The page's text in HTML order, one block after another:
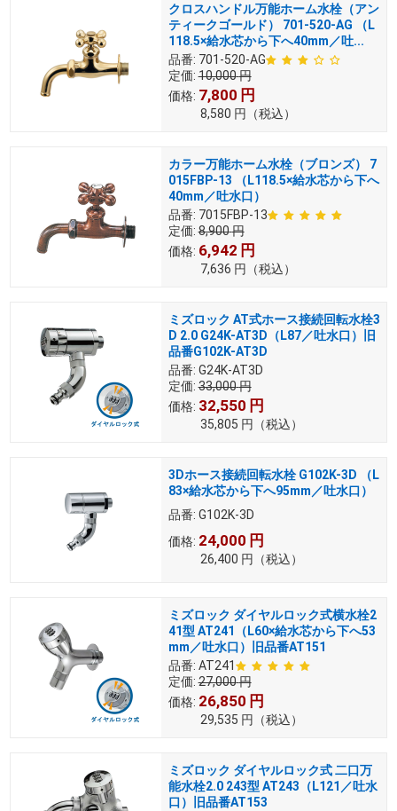
クロスハンドル万能ホーム水栓（アン
ティークゴールド） 701-520-AG （L
118.5×給水芯から下へ40mm／吐...
品番: 701-520-AG
定価: 10,000円
価格: 7,800 円
8,580 円 （税込）
カラー万能ホーム水栓（ブロンズ） 7
015FBP-13 （L118.5×給水芯から下へ
40mm／吐水口）
品番: 7015FBP-13
定価: 8,900円
価格: 6,942 円
7,636 円 （税込）
ミズロック AT式ホース接続回転水栓3
D 2.0 G24K-AT3D（L87／吐水口）旧
品番G102K-AT3D
品番: G24K-AT3D
定価: 33,000円
価格: 32,550 円
35,805 円 （税込）
3Dホース接続回転水栓 G102K-3D （L
83×給水芯から下へ95mm／吐水口）
品番: G102K-3D
価格: 24,000 円
26,400 円 （税込）
ミズロック ダイヤルロック式横水栓2
41型 AT241（L60×給水芯から下へ53
mm／吐水口）旧品番AT151
品番: AT241
定価: 27,000円
価格: 26,850 円
29,535 円 （税込）
ミズロック ダイヤルロック式 二口万
能水栓2.0 243型 AT243（L121／吐水
口）旧品番AT153